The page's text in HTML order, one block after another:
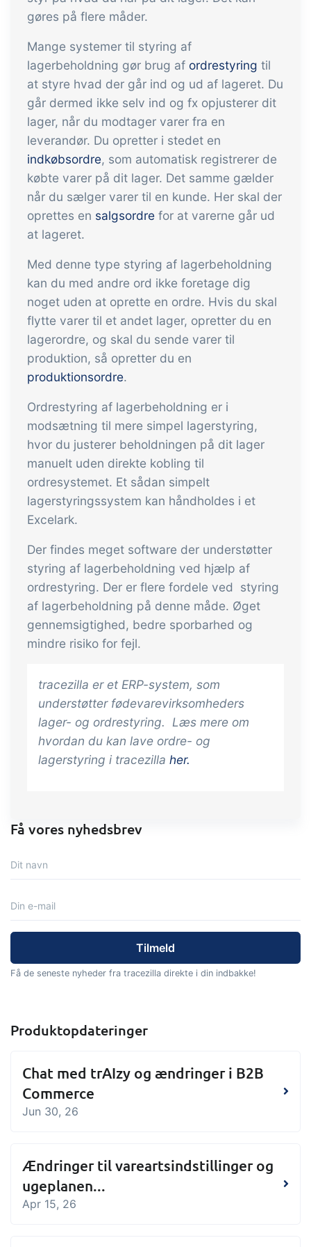
indtjening
Få fuldt indblik i økonomien i
forbindelse med handel og produktion
Salg og indkøb
Det skal være nemt at handle sammen.
Automatisér de mange opgaver
forbundet med samhandel
Sporbarhed &
kvalitetsstyring
Få fuld digital sporbarhed og
Certifikater og
økologiregnskab
tracezilla gør det nemt at drive en
bæredygtig og certificeret
fødevarevirksomhed
B2B Commerce
B2B Commerce kan fungere som
sælgerportal, leverandørportal eller
B2B webshop for dine kunder
Opgaver & kontroller
Få modtagekontrol, temperaturtjek og
ordrestyring - helt digitalt
Tilføjelse
Power Pack
Lav din egen opsætning af dokumenter
og labels, sidevisninger, dataudtræk,
rapporter og indlejrede dashboards!
Connect
Masser af muligheder for automatik og
tilpassede flows via udveksling af filer
og data med andre systemer og
enheder
API integration, brugerdefinerede
gøres på flere måder.
Mange systemer til styring af
lagerbeholdning gør brug af ordrestyring til
at styre hvad der går ind og ud af lageret. Du
går dermed ikke selv ind og fx opjusterer dit
lager, når du modtager varer fra en
leverandør. Du opretter i stedet en
indkøbsordre, som automatisk registrerer de
købte varer på dit lager. Det samme gælder
når du sælger varer til en kunde. Her skal der
oprettes en salgsordre for at varerne går ud
at lageret.
Med denne type styring af lagerbeholdning
kan du med andre ord ikke foretage dig
noget uden at oprette en ordre. Hvis du skal
flytte varer til et andet lager, opretter du en
lagerordre, og skal du sende varer til
produktion, så opretter du en
produktionsordre.
Ordrestyring af lagerbeholdning er i
modsætning til mere simpel lagerstyring,
hvor du justerer beholdningen på dit lager
manuelt uden direkte kobling til
ordresystemet. Et sådan simpelt
lagerstyringssystem kan håndholdes i et
Excelark.
Der findes meget software der understøtter
styring af lagerbeholdning ved hjælp af
ordrestyring. Der er flere fordele ved styring
af lagerbeholdning på denne måde. Øget
gennemsigtighed, bedre sporbarhed og
mindre risiko for fejl.
tracezilla er et ERP-system, som
understøtter fødevarevirksomheders
lager- og ordrestyring. Læs mere om
hvordan du kan lave ordre- og
lagerstyring i tracezilla her.
Få vores nyhedsbrev
Få de seneste nyheder fra tracezilla direkte i din indbakke!
Produktopdateringer
Chat med trAIzy og ændringer i B2B
Commerce
Jun 30, 26
Ændringer til vareartsindstillinger og
ugeplanen...
Apr 15, 26